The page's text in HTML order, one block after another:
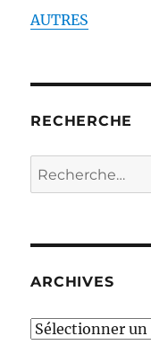
AUTRES
RECHERCHE
Recherche
pour :
ARCHIVES
ARCHIVES